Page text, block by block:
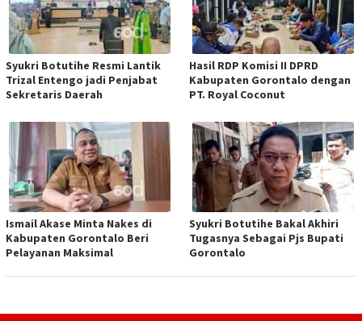
Syukri Botutihe Resmi Lantik
Trizal Entengo jadi Penjabat
Sekretaris Daerah
Hasil RDP Komisi II DPRD
Kabupaten Gorontalo dengan
PT. Royal Coconut
Ismail Akase Minta Nakes di
Kabupaten Gorontalo Beri
Pelayanan Maksimal
Syukri Botutihe Bakal Akhiri
Tugasnya Sebagai Pjs Bupati
Gorontalo